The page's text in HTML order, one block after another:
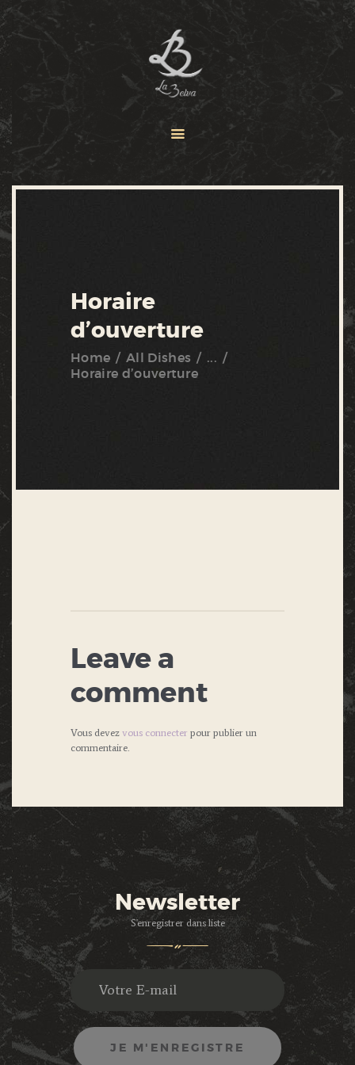
Horaire
d’ouverture
Home All Dishes
...
Horaire d’ouverture
ACCUEIL
Leave a
comment
Vous devez vous connecter pour publier un
commentaire.
Newsletter
S'enregistrer dans liste